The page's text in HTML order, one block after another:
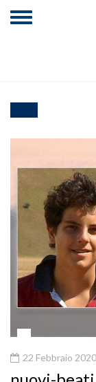
22 Febbraio 2020